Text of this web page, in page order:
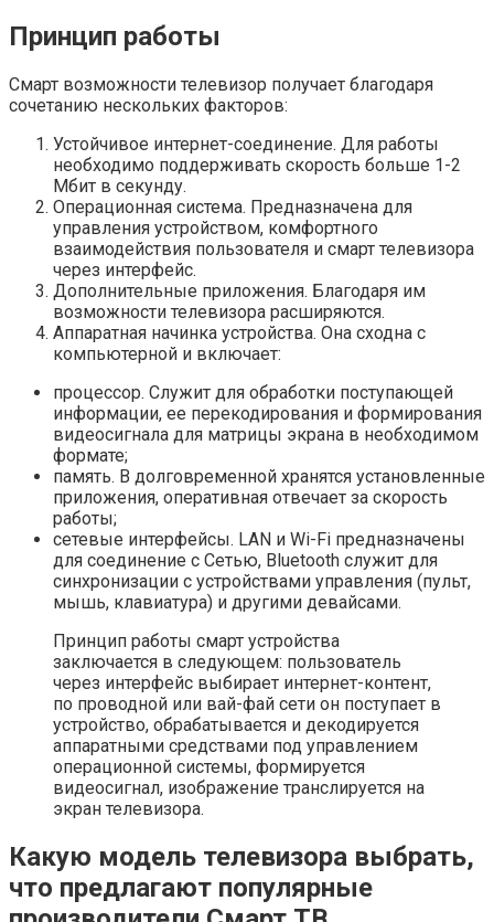
Принцип работы
Смарт возможности телевизор получает благодаря
сочетанию нескольких факторов:
Устойчивое интернет-соединение. Для работы
необходимо поддерживать скорость больше 1-2
Мбит в секунду.
Операционная система. Предназначена для
управления устройством, комфортного
взаимодействия пользователя и смарт телевизора
через интерфейс.
Дополнительные приложения. Благодаря им
возможности телевизора расширяются.
Аппаратная начинка устройства. Она сходна с
компьютерной и включает:
процессор. Служит для обработки поступающей
информации, ее перекодирования и формирования
видеосигнала для матрицы экрана в необходимом
формате;
память. В долговременной хранятся установленные
приложения, оперативная отвечает за скорость
работы;
сетевые интерфейсы. LAN и Wi-Fi предназначены
для соединение с Сетью, Bluetooth служит для
синхронизации с устройствами управления (пульт,
мышь, клавиатура) и другими девайсами.
Принцип работы смарт устройства
заключается в следующем: пользователь
через интерфейс выбирает интернет-контент,
по проводной или вай-фай сети он поступает в
устройство, обрабатывается и декодируется
аппаратными средствами под управлением
операционной системы, формируется
видеосигнал, изображение транслируется на
экран телевизора.
Какую модель телевизора выбрать,
что предлагают популярные